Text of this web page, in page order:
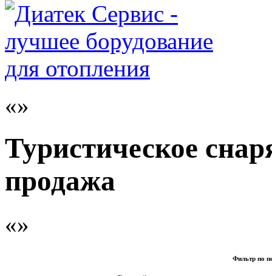
Туристическое
продажа
Фильтр по